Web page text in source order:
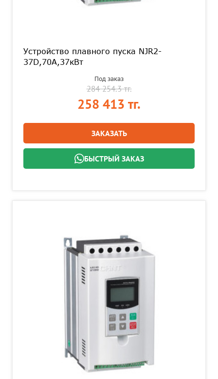
Устройство плавного пуска NJR2-
37D,70А,37кВт
Под заказ
284 254.3 тг.
258 413 тг.
ЗАКАЗАТЬ
БЫСТРЫЙ ЗАКАЗ